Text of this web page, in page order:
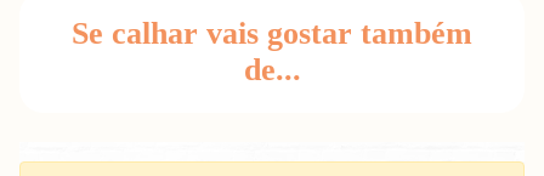
Se calhar vais gostar também
de...